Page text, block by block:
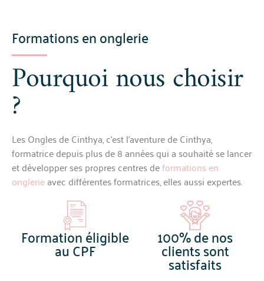
Formations en onglerie
Pourquoi nous choisir
?
Les Ongles de Cinthya, c’est l’aventure de Cinthya,
formatrice depuis plus de 8 années qui a souhaité se lancer
et développer ses propres centres deformations en
onglerieavec différentes formatrices, elles aussi expertes.
Formation éligible
au CPF
100% de nos
clients sont
satisfaits